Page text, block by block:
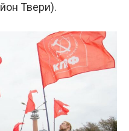
Твери).